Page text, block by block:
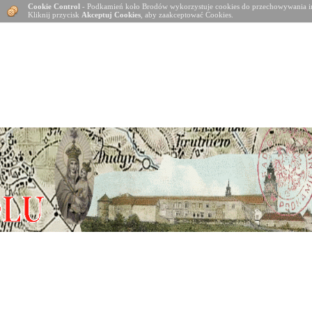
Cookie Control - Podkamień koło Brodów wykorzystuje cookies do
Kliknij przycisk Akceptuj Cookies , aby zaakceptować Cookies.